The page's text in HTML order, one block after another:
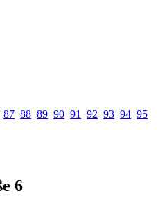
87 88 89 90 91 92 93 94 95
6